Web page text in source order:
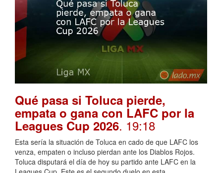
Qué pasa si Toluca pierde,
empata o gana con LAFC por la
Leagues Cup 2026. 19:18
Esta sería la situación de Toluca en cado de que LAFC los
venza, empaten o incluso pierdan ante los Diablos Rojos.
Toluca disputará el día de hoy su partido ante LAFC en la